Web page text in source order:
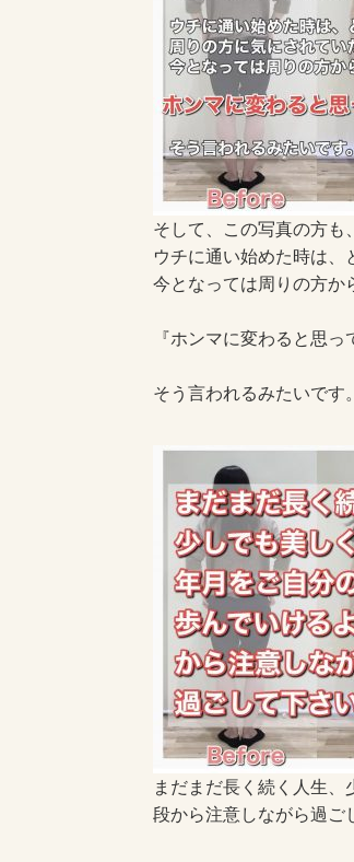
そして、この写真の方も
ウチに通い始めた時は、
今となっては周りの方か
『ホンマに変わると思っ
そう言われるみたいです。
まだまだ長く続く人生
段から注意しながら過ご